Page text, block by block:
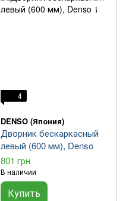
4
DENSO (Япония)
Дворник бескаркасный
левый (600 мм), Denso
801 грн
В наличии
Купить